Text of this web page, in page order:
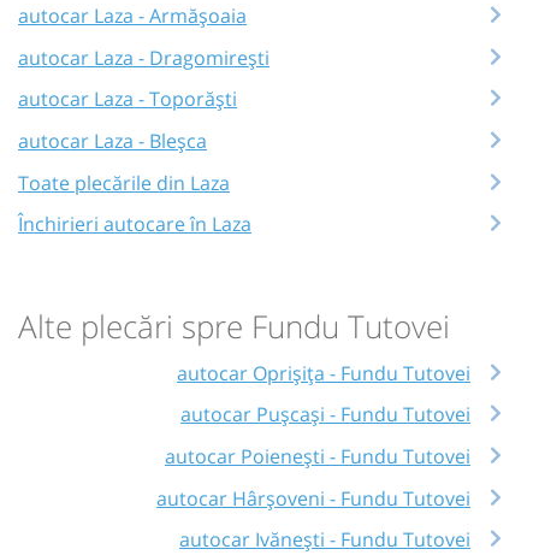
autocar Laza - Armășoaia
autocar Laza - Dragomirești
autocar Laza - Toporăști
autocar Laza - Bleșca
Toate plecările din Laza
Închirieri autocare în Laza
Alte plecări spre Fundu Tutovei
autocar Oprișița - Fundu Tutovei
autocar Pușcași - Fundu Tutovei
autocar Poienești - Fundu Tutovei
autocar Hârșoveni - Fundu Tutovei
autocar Ivănești - Fundu Tutovei